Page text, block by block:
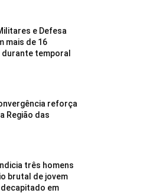
e Defesa
mais de 16
temporal
reforça
Região das
três homens
brutal de jovem
em